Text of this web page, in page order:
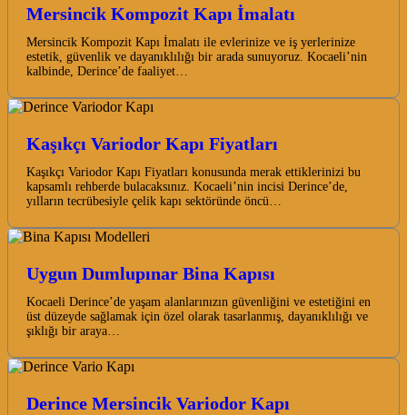
Mersincik Kompozit Kapı İmalatı
Mersincik Kompozit Kapı İmalatı ile evlerinize ve iş yerlerinize
estetik, güvenlik ve dayanıklılığı bir arada sunuyoruz. Kocaeli’nin
kalbinde, Derince’de faaliyet…
Kaşıkçı Variodor Kapı Fiyatları
Kaşıkçı Variodor Kapı Fiyatları konusunda merak ettiklerinizi bu
kapsamlı rehberde bulacaksınız. Kocaeli’nin incisi Derince’de,
yılların tecrübesiyle çelik kapı sektöründe öncü…
Uygun Dumlupınar Bina Kapısı
Kocaeli Derince’de yaşam alanlarınızın güvenliğini ve estetiğini en
üst düzeyde sağlamak için özel olarak tasarlanmış, dayanıklılığı ve
şıklığı bir araya…
Derince Mersincik Variodor Kapı